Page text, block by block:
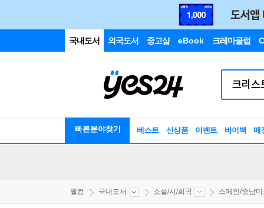
국내도서 외국도서 중고샵 eBook 크레마클럽
빠른분야찾기 베스트 신상품 이벤트 바이백 매
웰컴 국내도서 소설/시/희곡 스페인/중남미